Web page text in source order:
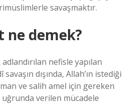
savaşmaktır.
ne demek?
nefisle yapılan
dışında, Allah’ın istediği
ve salih amel için gereken
verilen mücadele